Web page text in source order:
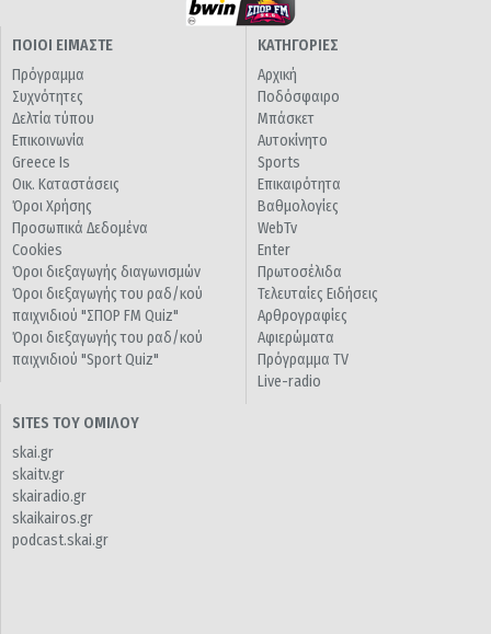
ΠΟΙΟΙ ΕΙΜΑΣΤΕ
Πρόγραμμα
Συχνότητες
Δελτία τύπου
Επικοινωνία
Greece Is
Οικ. Καταστάσεις
Όροι Χρήσης
Προσωπικά Δεδομένα
Cookies
Όροι διεξαγωγής διαγωνισμών
Όροι διεξαγωγής του ραδ/κού
παιχνιδιού "ΣΠΟΡ FM Quiz"
Όροι διεξαγωγής του ραδ/κού
παιχνιδιού "Sport Quiz"
ΚΑΤΗΓΟΡΙΕΣ
Αρχική
Ποδόσφαιρο
Μπάσκετ
Αυτοκίνητο
Sports
Επικαιρότητα
Βαθμολογίες
WebTv
Enter
Πρωτοσέλιδα
Τελευταίες Ειδήσεις
Αρθρογραφίες
Αφιερώματα
Πρόγραμμα TV
Live-radio
SITES ΤΟΥ ΟΜΙΛΟΥ
skai.gr
skaitv.gr
skairadio.gr
skaikairos.gr
podcast.skai.gr